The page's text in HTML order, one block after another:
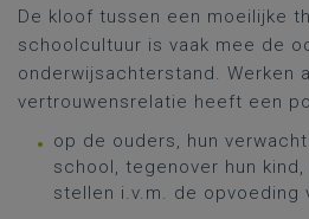
De kloof tussen een moeilijke
schoolcultuur is vaak mee de
onderwijsachterstand. Werken
vertrouwensrelatie heeft een
op de ouders, hun
school, tegenover hun
stellen i.v.m. de opvoeding